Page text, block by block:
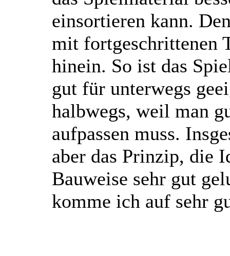
einsortieren kann.
mit fortgeschrittenen
hinein. So ist das
gut für unterwegs
halbwegs, weil man
aufpassen muss.
aber das Prinzip, die
Bauweise sehr gut
komme ich auf sehr